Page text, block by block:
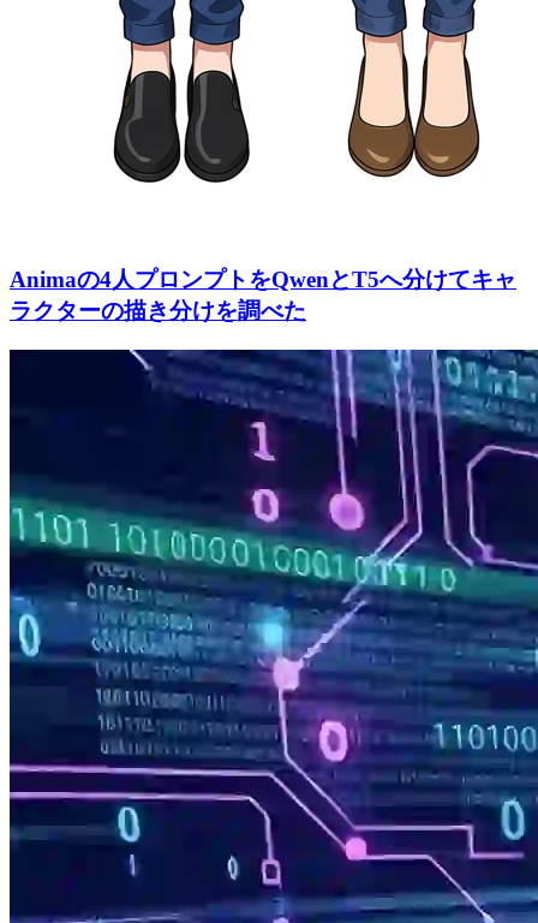
Animaの4人プロンプトをQwenとT5へ分けてキャ
ラクターの描き分けを調べた